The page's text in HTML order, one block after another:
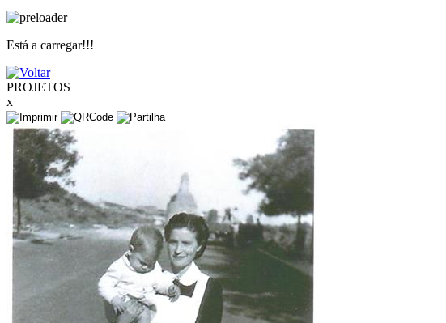
Está a carregar!!!
PROJETOS
x